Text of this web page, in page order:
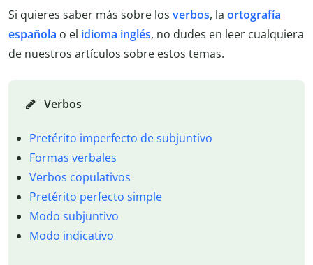
Si quieres saber más sobre los verbos, la ortografía
española o el idioma inglés, no dudes en leer cualquiera
de nuestros artículos sobre estos temas.
Verbos
Pretérito imperfecto de subjuntivo
Formas verbales
Verbos copulativos
Pretérito perfecto simple
Modo subjuntivo
Modo indicativo